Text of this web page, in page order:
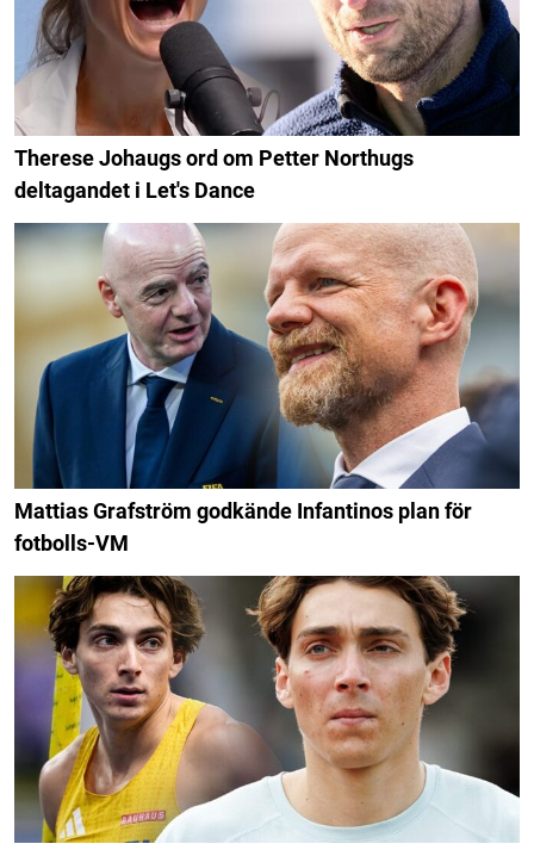
Therese Johaugs ord om Petter Northugs
deltagandet i Let's Dance
Mattias Grafström godkände Infantinos plan för
fotbolls-VM